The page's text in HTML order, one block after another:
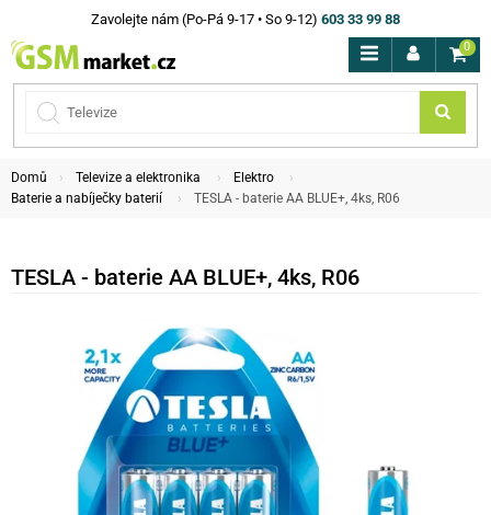
Zavolejte nám (Po-Pá 9-17 • So 9-12) 603 33 99 88
0
Domů Televize a elektronika
Elektro
Baterie a nabíječky baterií
TESLA - baterie AA BLUE+, 4ks, R06
TESLA - baterie AA BLUE+, 4ks, R06